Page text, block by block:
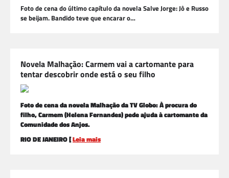
Foto de cena do último capítulo da novela Salve Jorge: Jô e Russo
se beijam. Bandido teve que encarar o…
Novela Malhação: Carmem vai a cartomante para
tentar descobrir onde está o seu filho
Foto de cena da novela Malhação da TV Globo: À procura do
filho, Carmem (Helena Fernandes) pede ajuda à cartomante da
Comunidade dos Anjos.
RIO DE JANEIRO [Leia mais